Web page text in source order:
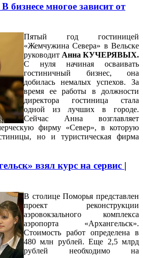
бизнесе многое зависит от
Пятый год гостиницей
«Жемчужина Севера» в Вельске
руководит Анна КУЧЕРЯВЫХ.
С нуля начиная осваивать
гостиничный бизнес, она
добилась немалых успехов. За
время ее работы в должности
директора гостиница стала
одной из лучших в городе.
Сейчас Анна возглавляет
фирму «Север», в которую
но и туристическая фирма
взял курс на сервис |
В столице Поморья представлен
проект реконструкции
аэровокзального комплекса
аэропорта «Архангельск».
Стоимость работ определена в
480 млн рублей. Еще 2,5 млрд
рублей необходимо на